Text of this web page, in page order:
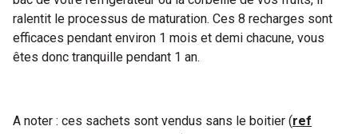
ralentit le processus de maturation. Ces 8 recharges sont
efficaces pendant environ 1 mois et demi chacune, vous
êtes donc tranquille pendant 1 an.
A noter : ces sachets sont vendus sans le boitier (ref